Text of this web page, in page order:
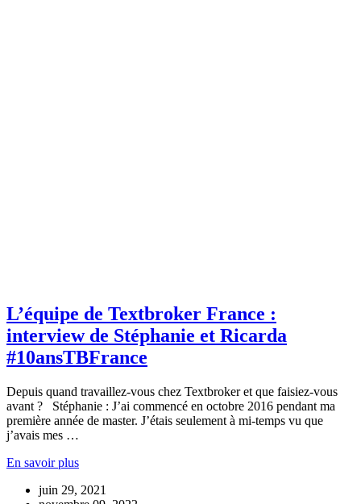
L’équipe de Textbroker France :
interview de Stéphanie et Ricarda
#10ansTBFrance
Depuis quand travaillez-vous chez Textbroker et que faisiez-vous
avant ? Stéphanie : J’ai commencé en octobre 2016 pendant ma
première année de master. J’étais seulement à mi-temps vu que
j’avais mes …
En savoir plus
juin 29, 2021